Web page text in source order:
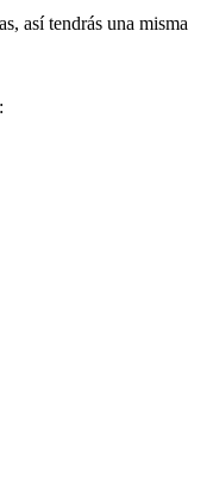
así tendrás una misma